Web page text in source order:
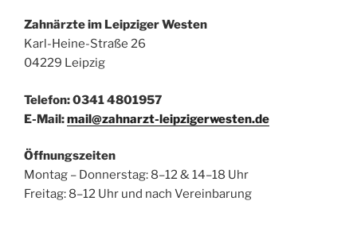
Zahnärzte im Leipziger Westen
Karl-Heine-Straße 26
04229 Leipzig
Telefon: 0341 4801957
E-Mail:mail@zahnarzt-leipzigerwesten.de
Öffnungszeiten
Montag – Donnerstag: 8–12 & 14–18 Uhr
Freitag: 8–12 Uhr und nach Vereinbarung